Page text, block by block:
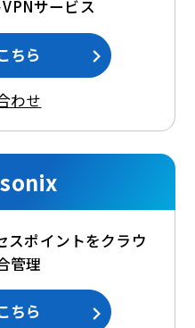
サービス
ちら
わせ
スポイントをクラウ
管理
ちら